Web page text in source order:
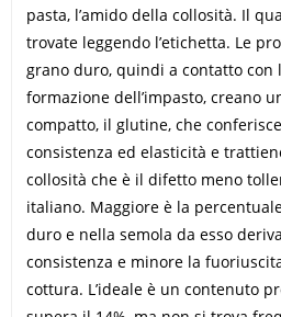
pasta, l’amido della collosità. Il
trovate leggendo l’etichetta. Le
grano duro, quindi a contatto con
formazione dell’impasto, creano
compatto, il glutine, che
consistenza ed elasticità e
collosità che è il difetto meno
italiano. Maggiore è la
duro e nella semola da esso
consistenza e minore la
cottura. L’ideale è un contenuto